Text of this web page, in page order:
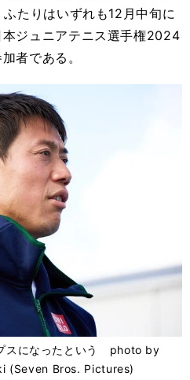
たりはいずれも12月中旬に
ジュニアテニス選手権2024
者である。
スになったという photo by
(Seven Bros. Pictures)